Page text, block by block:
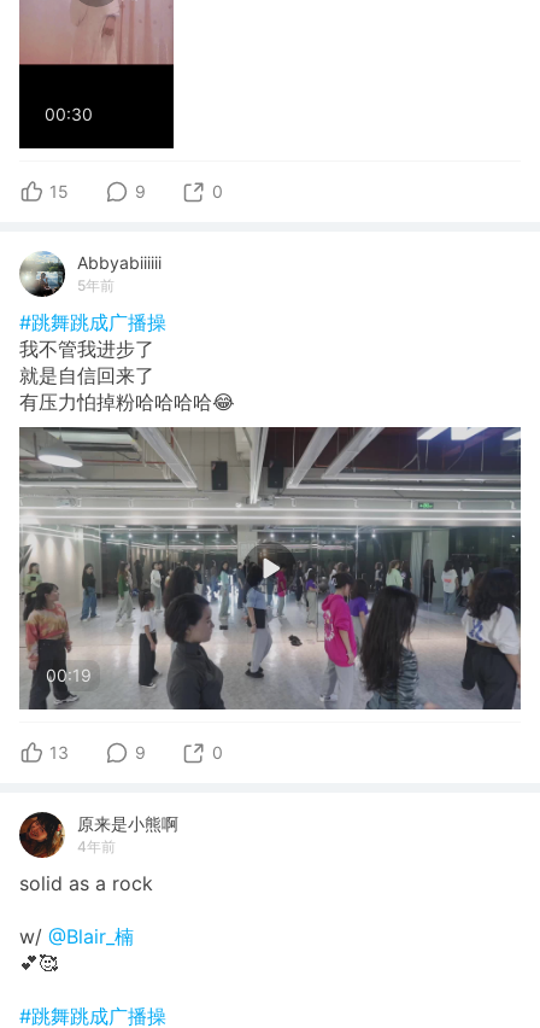
00:30
15 9 0
Abbyabiiiiii
5年前
#跳舞跳成广播操
我不管我进步了
就是自信回来了
有压力怕掉粉哈哈哈哈😂
00:19
13 9 0
原来是小熊啊
4年前
solid as a rock
w/ @Blair_楠
💕🥰
#跳舞跳成广播操